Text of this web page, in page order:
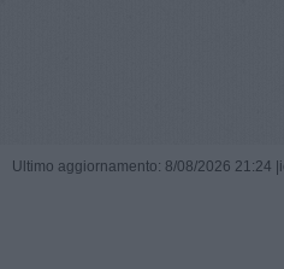
Ultimo aggiornamento: 8/08/2026 21:24 |